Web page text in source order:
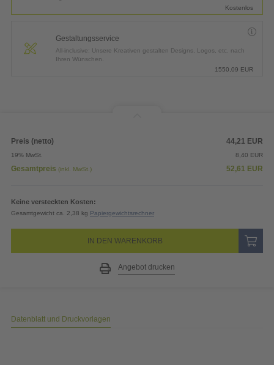
Kostenlos
Gestaltungsservice
All-inclusive: Unsere Kreativen gestalten Designs, Logos, etc. nach
Ihren Wünschen.
1550,09 EUR
Preis (netto) 44,21 EUR
19% MwSt. 8,40 EUR
Gesamtpreis (inkl. MwSt.) 52,61 EUR
Keine versteckten Kosten:
Gesamtgewicht ca. 2,38 kg Papiergewichtsrechner
IN DEN WARENKORB
Angebot drucken
Datenblatt und Druckvorlagen